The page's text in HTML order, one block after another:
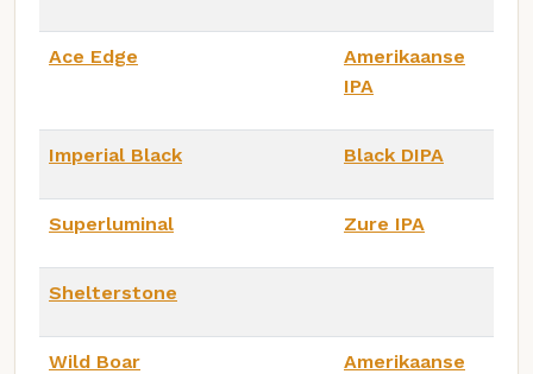
Ace Edge
Amerikaanse
IPA
Imperial Black Black DIPA
Superluminal Zure IPA
Shelterstone
Wild Boar
Amerikaanse